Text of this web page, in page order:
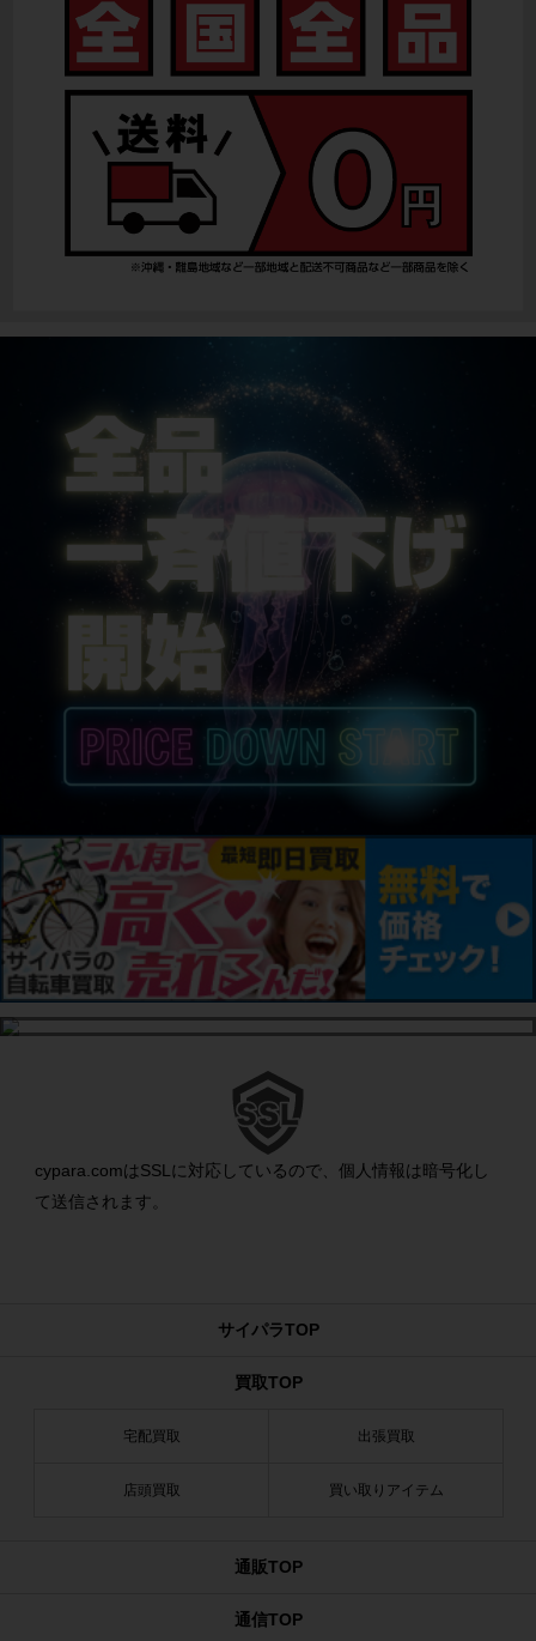
cypara.comはSSLに対応しているので、個人情報は暗号化し
て送信されます。
サイパラTOP
買取TOP
宅配買取 出張買取
店頭買取 買い取りアイテム
通販TOP
通信TOP